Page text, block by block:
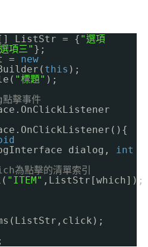
ListStr = { "選項
項三" };
= new
this );
"標題" );
擊事件
dialog, int
為點擊的清單索引
"ITEM" ,ListStr[which]);